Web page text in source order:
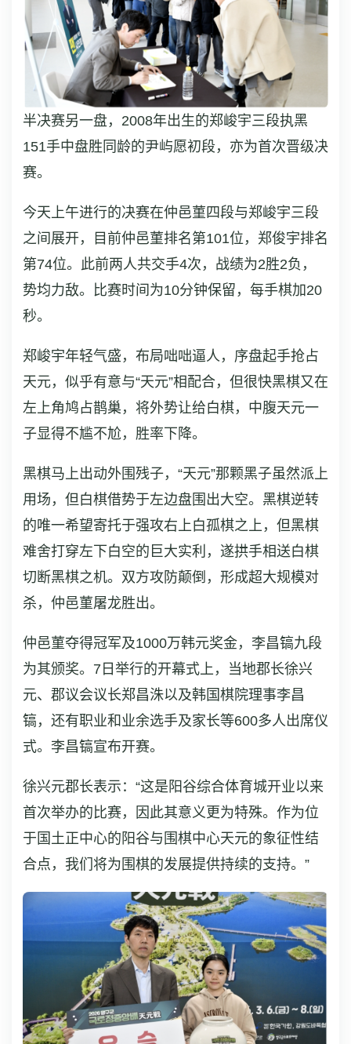
半决赛另一盘，2008年出生的郑峻宇三段执黑
151手中盘胜同龄的尹屿愿初段，亦为首次晋级决
赛。
今天上午进行的决赛在仲邑菫四段与郑峻宇三段
之间展开，目前仲邑菫排名第101位，郑俊宇排名
第74位。此前两人共交手4次，战绩为2胜2负，
势均力敌。比赛时间为10分钟保留，每手棋加20
秒。
郑峻宇年轻气盛，布局咄咄逼人，序盘起手抢占
天元，似乎有意与“天元”相配合，但很快黑棋又在
左上角鸠占鹊巢，将外势让给白棋，中腹天元一
子显得不尴不尬，胜率下降。
黑棋马上出动外围残子，“天元”那颗黑子虽然派上
用场，但白棋借势于左边盘围出大空。黑棋逆转
的唯一希望寄托于强攻右上白孤棋之上，但黑棋
难舍打穿左下白空的巨大实利，遂拱手相送白棋
切断黑棋之机。双方攻防颠倒，形成超大规模对
杀，仲邑菫屠龙胜出。
仲邑菫夺得冠军及1000万韩元奖金，李昌镐九段
为其颁奖。7日举行的开幕式上，当地郡长徐兴
元、郡议会议长郑昌洙以及韩国棋院理事李昌
镐，还有职业和业余选手及家长等600多人出席仪
式。李昌镐宣布开赛。
徐兴元郡长表示：“这是阳谷综合体育城开业以来
首次举办的比赛，因此其意义更为特殊。作为位
于国土正中心的阳谷与围棋中心天元的象征性结
合点，我们将为围棋的发展提供持续的支持。”